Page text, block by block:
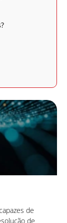
de
de